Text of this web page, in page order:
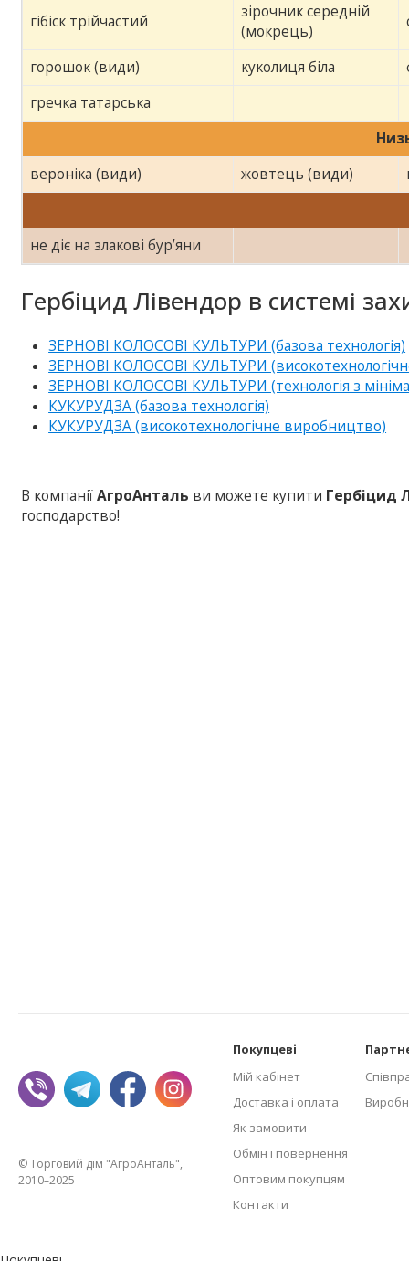
гібіск трійчастий
зірочник середній
(мокрець)
горошок (види) куколиця біла
гречка татарська
вероніка (види)
жовтець (види)
не діє на злакові бур’яни
Гербіцид Лівендор в системі
ЗЕРНОВІ КОЛОСОВІ КУЛЬТУРИ (базова технологія)
ЗЕРНОВІ КОЛОСОВІ КУЛЬТУРИ
ЗЕРНОВІ КОЛОСОВІ КУЛЬТУРИ (технологія з
КУКУРУДЗА (базова технологія)
КУКУРУДЗА (високотехнологічне виробництво)
В компаніїАгроАнталь ви можете купити Гербіцид
господарство!
© Торговий дім "АгроАнталь",
2010–2025
Покупцеві
Мій кабінет
Доставка і оплата
Як замовити
Обмін і повернення
Оптовим покупцям
Контакти